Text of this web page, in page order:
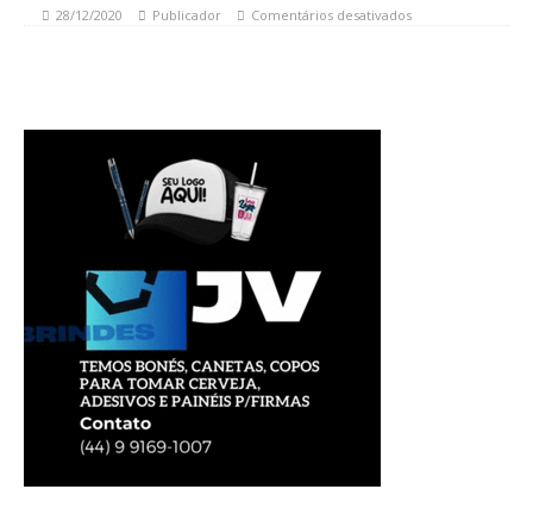
28/12/2020 Publicador Comentários desativados